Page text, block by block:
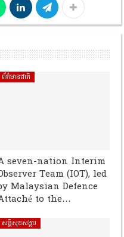
ព័ត៌មានជាតិ
seven-nation Interim
Team (IOT), led
Malaysian Defence
to the…
សន្តិសុខសង្គម